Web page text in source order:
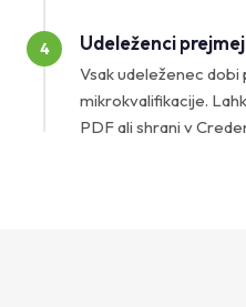
4 Udeleženci
Vsak udeleženec
mikrokvalifikacije.
PDF ali shrani v